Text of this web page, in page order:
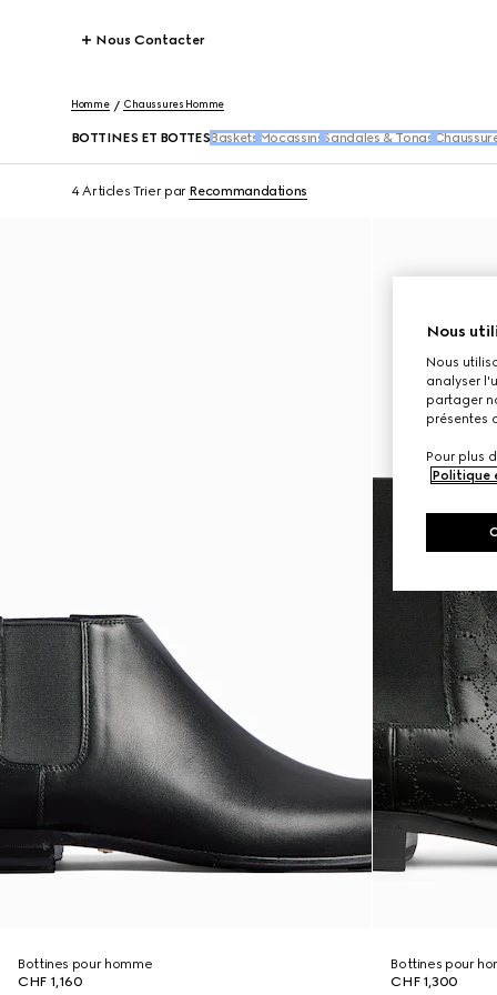
Nous Contacter
Homme Chaussures Homme
BOTTINES ET BOTTES Baskets Mocassins Sandales & Tongs
4 Articles Trier par Recommandations
Bottines pour homme
CHF 1,160
Bottines pour
CHF 1,300
Nous
Nous
analyser
partager
présentes
Pour plus
Politique